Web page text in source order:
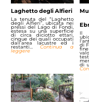
Laghetto degli Alfieri
La tenuta del “Laghetto
degli Alfieri”, ubicata nei
pressi del Lago di Fondi,
estesa su una superficie
di circa diciotto ettari,
cinque dei quali occupati
dall’area lacustre ed i
restanti…Continua a
leggere
Il
di
di